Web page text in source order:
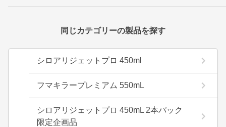
同じカテゴリーの製品を探す
シロアリジェットプロ 450ml
フマキラープレミアム 550mL
シロアリジェットプロ 450mL 2本パック
限定企画品